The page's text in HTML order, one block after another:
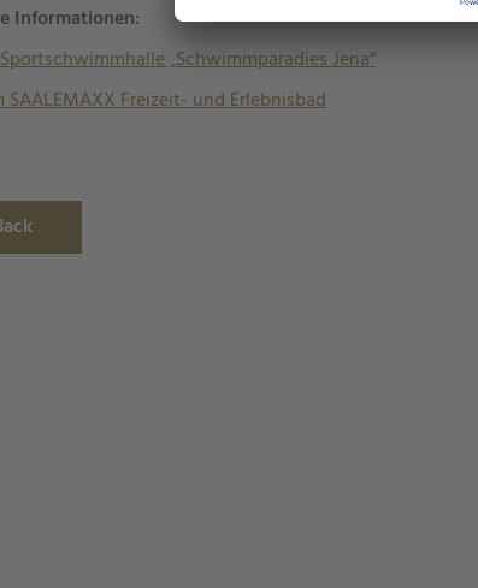
Informationen:
„Schwimmparadies Jena“
SAALEMAXX Freizeit- und Erlebnisbad